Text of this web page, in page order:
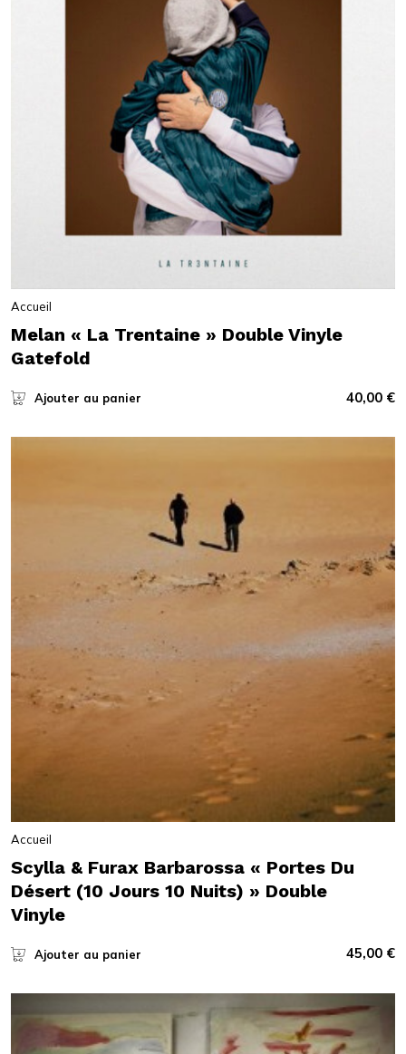
Accueil
Melan « La Trentaine » Double Vinyle
Gatefold
Ajouter au panier 40,00 €
Accueil
Scylla & Furax Barbarossa « Portes Du
Désert (10 Jours 10 Nuits) » Double
Vinyle
Ajouter au panier 45,00 €